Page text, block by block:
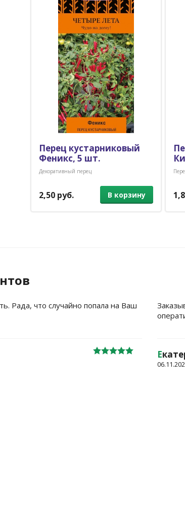
Перец кустарниковый
Феникс, 5 шт.
Декоративный перец
2,50 руб. В корзину
Рада, что случайно попала на Ваш
Е